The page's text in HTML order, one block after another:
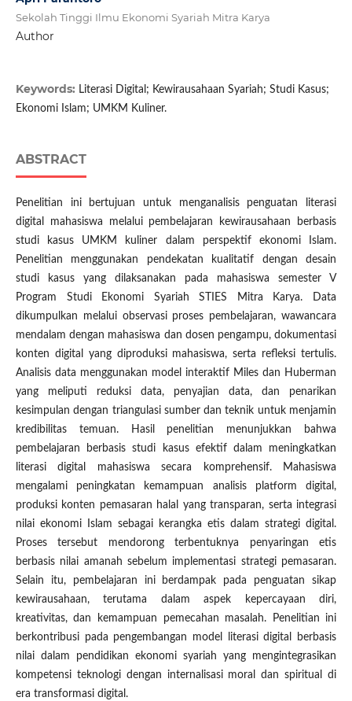
Sekolah Tinggi Ilmu Ekonomi Syariah Mitra Karya
Author
Keywords: Literasi Digital; Kewirausahaan Syariah; Studi Kasus;
Ekonomi Islam; UMKM Kuliner.
ABSTRACT
Penelitian ini bertujuan untuk menganalisis penguatan literasi
digital mahasiswa melalui pembelajaran kewirausahaan berbasis
studi kasus UMKM kuliner dalam perspektif ekonomi Islam.
Penelitian menggunakan pendekatan kualitatif dengan desain
studi kasus yang dilaksanakan pada mahasiswa semester V
Program Studi Ekonomi Syariah STIES Mitra Karya. Data
dikumpulkan melalui observasi proses pembelajaran, wawancara
mendalam dengan mahasiswa dan dosen pengampu, dokumentasi
konten digital yang diproduksi mahasiswa, serta refleksi tertulis.
Analisis data menggunakan model interaktif Miles dan Huberman
yang meliputi reduksi data, penyajian data, dan penarikan
kesimpulan dengan triangulasi sumber dan teknik untuk menjamin
kredibilitas temuan. Hasil penelitian menunjukkan bahwa
pembelajaran berbasis studi kasus efektif dalam meningkatkan
literasi digital mahasiswa secara komprehensif. Mahasiswa
mengalami peningkatan kemampuan analisis platform digital,
produksi konten pemasaran halal yang transparan, serta integrasi
nilai ekonomi Islam sebagai kerangka etis dalam strategi digital.
Proses tersebut mendorong terbentuknya penyaringan etis
berbasis nilai amanah sebelum implementasi strategi pemasaran.
Selain itu, pembelajaran ini berdampak pada penguatan sikap
kewirausahaan, terutama dalam aspek kepercayaan diri,
kreativitas, dan kemampuan pemecahan masalah. Penelitian ini
berkontribusi pada pengembangan model literasi digital berbasis
nilai dalam pendidikan ekonomi syariah yang mengintegrasikan
kompetensi teknologi dengan internalisasi moral dan spiritual di
era transformasi digital.